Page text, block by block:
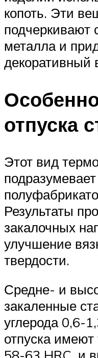
копоть. Эти
подчеркивают
металла и
декоративный
отпуска
Этот вид
подразумевает
Результаты
закалочных
улучшение
твердости.
Средне- и
закаленные
углерода 0,6-
отпуска